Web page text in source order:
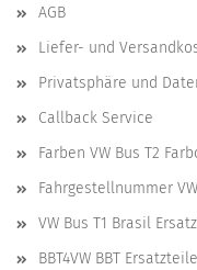
AGB
Liefer- und
Privatsphäre und
Callback Service
Farben VW Bus T2
Fahrgestellnummer
VW Bus T1 Brasil
BBT4VW BBT